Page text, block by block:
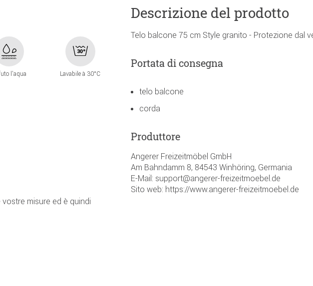
l'aqua Lavabile à 30°C
misure ed è quindi
Descrizione del prodotto
Telo balcone 75 cm Style granito - Protezione dal
Portata di consegna
telo balcone
corda
Produttore
Angerer Freizeitmöbel GmbH
Am Bahndamm 8, 84543 Winhöring, Germania
E-Mail: support@angerer-freizeitmoebel.de
Sito web: https://www.angerer-freizeitmoebel.de